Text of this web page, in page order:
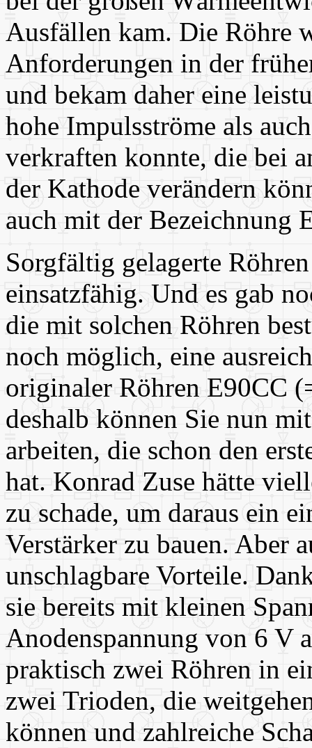
Ausfällen kam. Die Röhre
Anforderungen in der
und bekam daher eine
hohe Impulsströme als
verkraften konnte, die bei
der Kathode verändern
auch mit der Bezeichnung
Sorgfältig gelagerte
einsatzfähig. Und es gab
die mit solchen Röhren
noch möglich, eine
originaler Röhren E90CC
deshalb können Sie nun
arbeiten, die schon den
hat. Konrad Zuse hätte
zu schade, um daraus ein
Verstärker zu bauen. Aber
unschlagbare Vorteile.
sie bereits mit kleinen
Anodenspannung von 6 V
praktisch zwei Röhren in
zwei Trioden, die
können und zahlreiche